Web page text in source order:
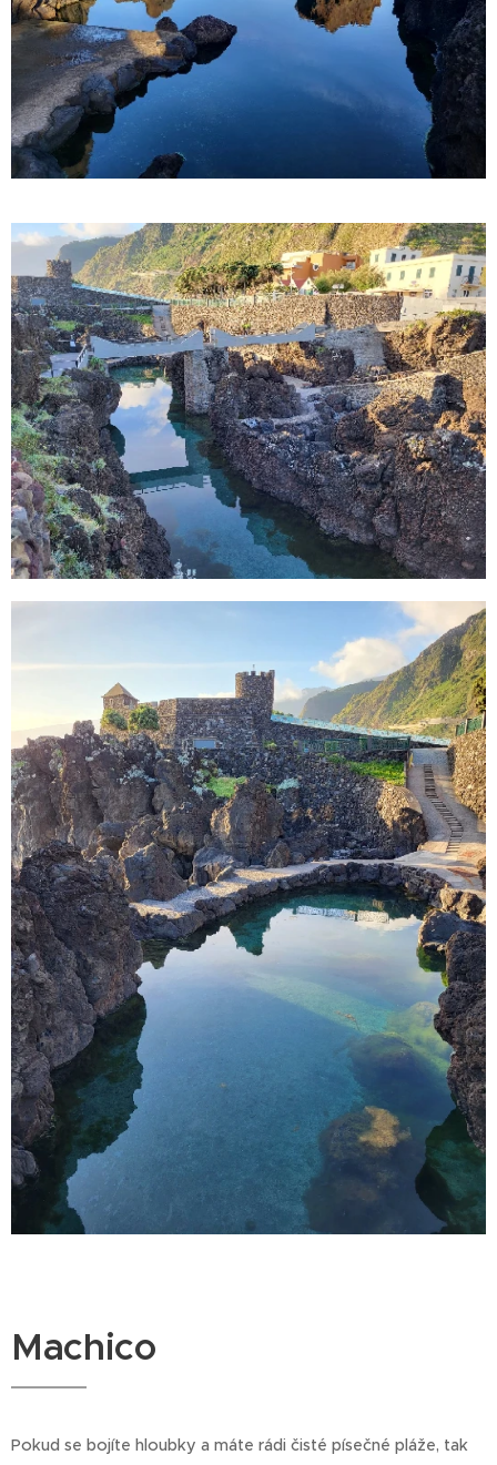
Machico
Pokud se bojíte hloubky a máte rádi čisté písečné pláže, tak